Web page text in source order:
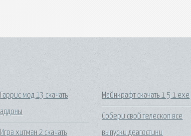
Гаррис мод 13 скачать
аддоны
Игра хитман 2 скачать
Майнкрафт скачать 1 5 1 exe
Собери свой телескоп все
выпуски деагостини